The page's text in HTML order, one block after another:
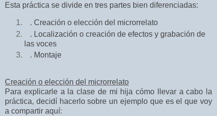
Esta práctica se divide en tres partes bien diferenciadas:
. Creación o elección del microrrelato
. Localización o creación de efectos y grabación de
las voces
. Montaje
Creación o elección del microrrelato
Para explicarle a la clase de mi hija cómo llevar a cabo la
práctica, decidí hacerlo sobre un ejemplo que es el que voy
a compartir aquí: